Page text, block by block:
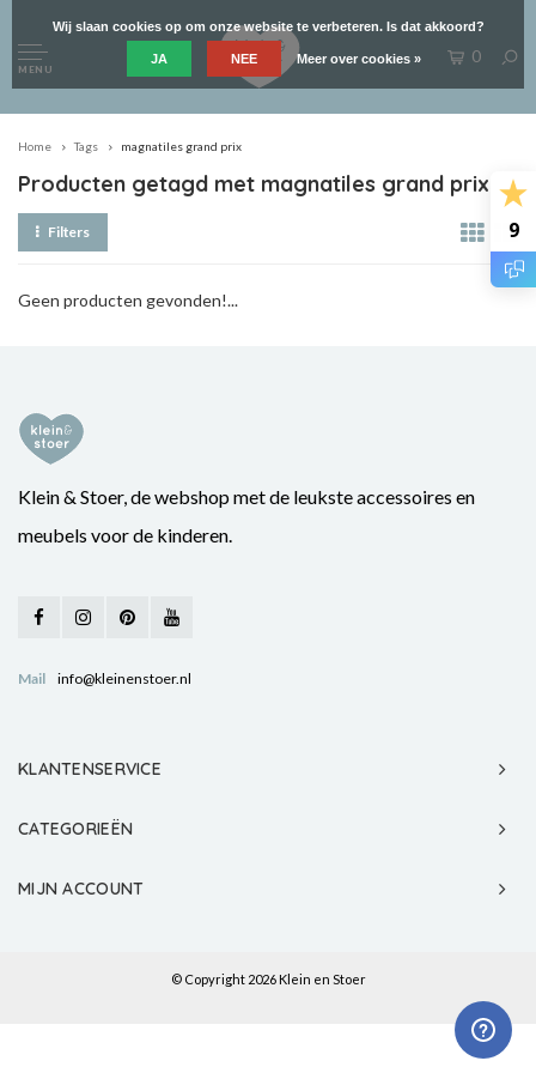
9
MENU
0
Home Tags magnatiles grand prix
Producten getagd met magnatiles grand prix
Filters
Geen producten gevonden!...
Klein & Stoer, de webshop met de leukste accessoires en
meubels voor de kinderen.
Mail info@kleinenstoer.nl
KLANTENSERVICE
CATEGORIEËN
MIJN ACCOUNT
© Copyright 2026 Klein en Stoer
Wij slaan cookies op om onze website te verbeteren. Is dat akkoord?
JA NEE Meer over cookies »